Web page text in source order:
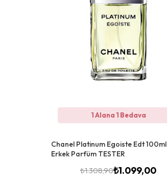
1 Alana 1 Bedava
Chanel Platinum Egoiste Edt 100ml
Erkek Parfüm TESTER
₺1.308,90₺1.099,00